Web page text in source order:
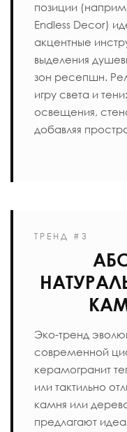
позиции
Endless Decor)
акцентные
выделения
зон ресепшн.
игру света и
освещения,
добавляя
ТРЕНД #3
Эко-тренд
современной
керамогранит
или тактильно
камня или
предлагают